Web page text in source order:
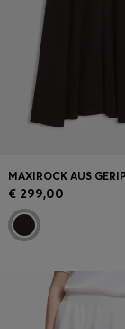
€ 299,00